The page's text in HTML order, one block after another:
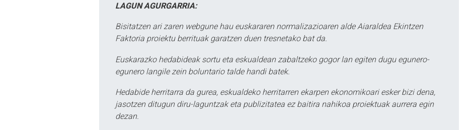
LAGUN AGURGARRIA:
Bisitatzen ari zaren webgune hau euskararen normalizazioaren alde Aiaraldea Ekintzen
Faktoria proiektu berrituak garatzen duen tresnetako bat da.
Euskarazko hedabideak sortu eta eskualdean zabaltzeko gogor lan egiten dugu egunero-
egunero langile zein boluntario talde handi batek.
Hedabide herritarra da gurea, eskualdeko herritarren ekarpen ekonomikoari esker bizi dena,
jasotzen ditugun diru-laguntzak eta publizitatea ez baitira nahikoa proiektuak aurrera egin
dezan.